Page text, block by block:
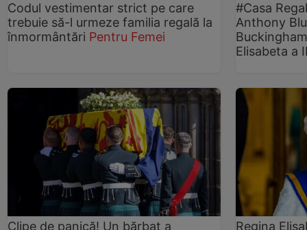
Codul vestimentar strict pe care
trebuie să-l urmeze familia regală la
înmormântări Pentru Femei
#Casa
Anthony
Elisabeta a
Clipe de panică! Un bărbat a
Regina